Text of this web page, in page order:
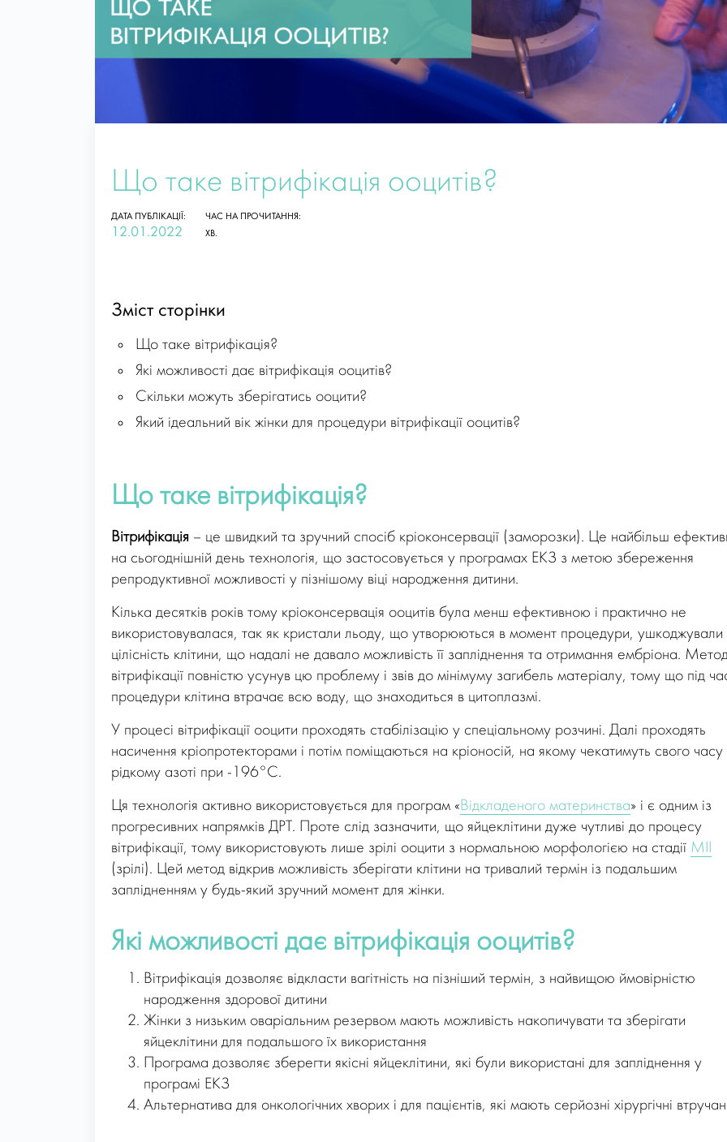
Що таке вітрифікація ооцитів?
ДАТА ПУБЛІКАЦІЇ:
12.01.2022
ЧАС НА ПРОЧИТАННЯ:
ХВ.
Зміст сторінки
Що таке вітрифікація?
Які можливості дає вітрифікація ооцитів?
Скільки можуть зберігатись ооцити?
Який ідеальний вік жінки для процедури вітрифікації ооцитів?
Що таке вітрифікація?
Вітрифікація – це швидкий та зручний спосіб кріоконсервації (заморозки). Це найбільш
на сьогоднішній день технологія, що застосовується у програмах ЕКЗ з метою збереження
репродуктивної можливості у пізнішому віці народження дитини.
Кілька десятків років тому кріоконсервація ооцитів була менш ефективною і практично не
використовувалася, так як кристали льоду, що утворюються в момент процедури, ушкоджували
цілісність клітини, що надалі не давало можливість її запліднення та отримання ембріона.
вітрифікації повністю усунув цю проблему і звів до мінімуму загибель матеріалу, тому що під
процедури клітина втрачає всю воду, що знаходиться в цитоплазмі.
У процесі вітрифікації ооцити проходять стабілізацію у спеціальному розчині. Далі проходять
насичення кріопротекторами і потім поміщаються на кріоносій, на якому чекатимуть свого часу
рідкому азоті при -196°C.
Ця технологія активно використовується для програм «Відкладеного материнства» і є одним із
прогресивних напрямків ДРТ. Проте слід зазначити, що яйцеклітини дуже чутливі до процесу
вітрифікації, тому використовують лише зрілі ооцити з нормальною морфологією на стадії МІІ
(зрілі). Цей метод відкрив можливість зберігати клітини на тривалий термін із подальшим
заплідненням у будь-який зручний момент для жінки.
Які можливості дає вітрифікація ооцитів?
Вітрифікація дозволяє відкласти вагітність на пізніший термін, з найвищою ймовірністю
народження здорової дитини
Жінки з низьким оваріальним резервом мають можливість накопичувати та зберігати
яйцеклітини для подальшого їх використання
Програма дозволяє зберегти якісні яйцеклітини, які були використані для запліднення у
програмі ЕКЗ
Альтернатива для онкологічних хворих і для пацієнтів, які мають серйозні хірургічні